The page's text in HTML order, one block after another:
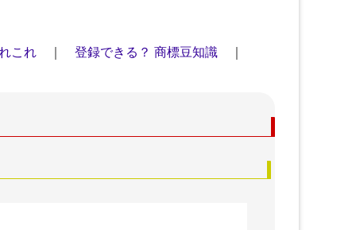
これ 登録できる？ 商標豆知識